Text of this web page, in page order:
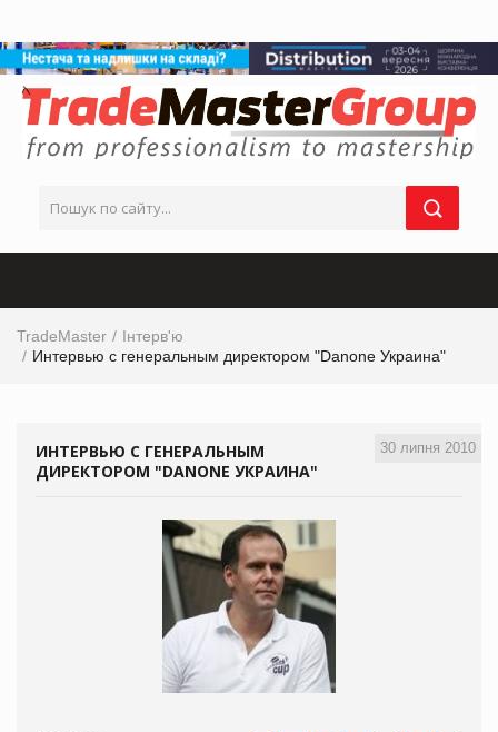
TradeMaster
Інтерв'ю
Интервью с генеральным директором "Danone Украина"
30 липня 2010
ИНТЕРВЬЮ С ГЕНЕРАЛЬНЫМ
ДИРЕКТОРОМ "DANONE УКРАИНА"